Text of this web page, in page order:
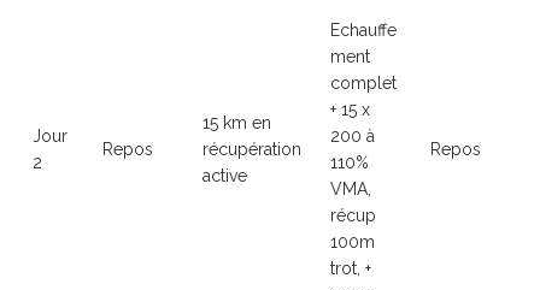
Jour
2
Repos
15 km en
récupération
active
Echauffe
ment
complet
+ 15 x
200 à
110%
VMA,
récup
100m
trot, +
Repos